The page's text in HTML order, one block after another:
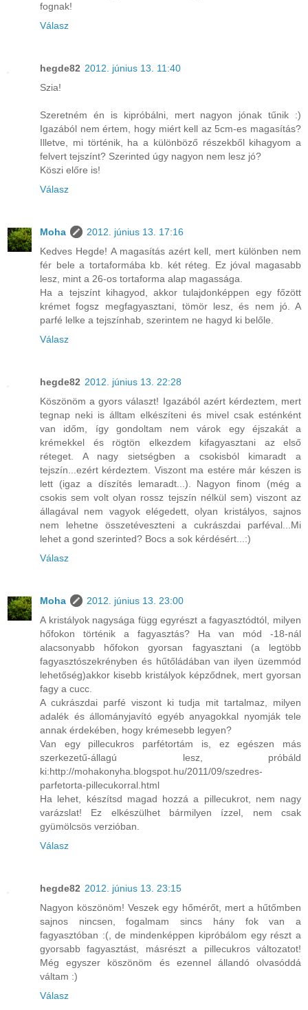
fognak!
Válasz
hegde82 2012. június 13. 11:40
Szia!
Szeretném én is kipróbálni, mert nagyon jónak tűnik :)
Igazából nem értem, hogy miért kell az 5cm-es magasítás?
Illetve, mi történik, ha a különböző részekből kihagyom a
felvert tejszínt? Szerinted úgy nagyon nem lesz jó?
Köszi előre is!
Válasz
Moha
2012. június 13. 17:16
Kedves Hegde! A magasítás azért kell, mert különben nem
fér bele a tortaformába kb. két réteg. Ez jóval magasabb
lesz, mint a 26-os tortaforma alap magassága.
Ha a tejszínt kihagyod, akkor tulajdonképpen egy főzött
krémet fogsz megfagyasztani, tömör lesz, és nem jó. A
parfé lelke a tejszínhab, szerintem ne hagyd ki belőle.
Válasz
hegde82 2012. június 13. 22:28
Köszönöm a gyors választ! Igazából azért kérdeztem, mert
tegnap neki is álltam elkészíteni és mivel csak esténként
van időm, így gondoltam nem várok egy éjszakát a
krémekkel és rögtön elkezdem kifagyasztani az első
réteget. A nagy sietségben a csokisból kimaradt a
tejszín...ezért kérdeztem. Viszont ma estére már készen is
lett (igaz a díszítés lemaradt...). Nagyon finom (még a
csokis sem volt olyan rossz tejszín nélkül sem) viszont az
állagával nem vagyok elégedett, olyan kristályos, sajnos
nem lehetne összetéveszteni a cukrászdai parféval...Mi
lehet a gond szerinted? Bocs a sok kérdésért...:)
Válasz
Moha
2012. június 13. 23:00
A kristályok nagysága függ egyrészt a fagyasztódtól, milyen
hőfokon történik a fagyasztás? Ha van mód -18-nál
alacsonyabb hőfokon gyorsan fagyasztani (a legtöbb
fagyasztószekrényben és hűtőládában van ilyen üzemmód
lehetőség)akkor kisebb kristályok képződnek, mert gyorsan
fagy a cucc.
A cukrászdai parfé viszont ki tudja mit tartalmaz, milyen
adalék és állományjavító egyéb anyagokkal nyomják tele
annak érdekében, hogy krémesebb legyen?
Van egy pillecukros parfétortám is, ez egészen más
szerkezetű-állagú lesz, próbáld
ki:http://mohakonyha.blogspot.hu/2011/09/szedres-
parfetorta-pillecukorral.html
Ha lehet, készítsd magad hozzá a pillecukrot, nem nagy
varázslat! Ez elkészülhet bármilyen ízzel, nem csak
gyümölcsös verzióban.
Válasz
hegde82 2012. június 13. 23:15
Nagyon köszönöm! Veszek egy hőmérőt, mert a hűtőmben
sajnos nincsen, fogalmam sincs hány fok van a
fagyasztóban :(, de mindenképpen kipróbálom egy részt a
gyorsabb fagyasztást, másrészt a pillecukros változatot!
Még egyszer köszönöm és ezennel állandó olvasóddá
váltam :)
Válasz